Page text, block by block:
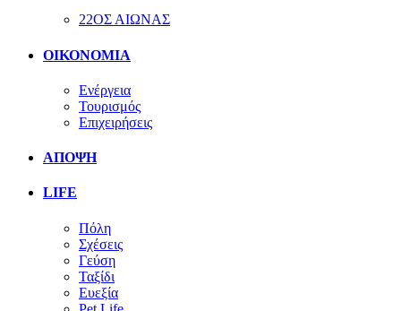
22ΟΣ ΑΙΩΝΑΣ
ΟΙΚΟΝΟΜΙΑ
Ενέργεια
Τουρισμός
Επιχειρήσεις
ΑΠΟΨΗ
LIFE
Πόλη
Σχέσεις
Γεύση
Ταξίδι
Ευεξία